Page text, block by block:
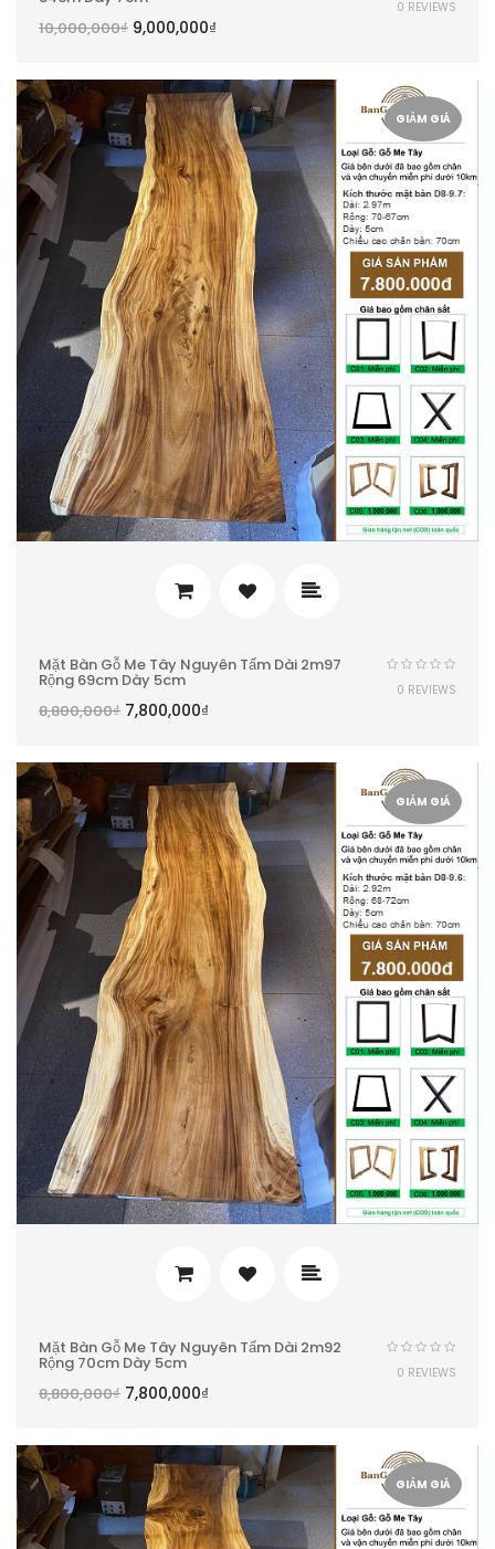
10,000,000₫ 9,000,000₫
0 REVIEWS
GIẢM GIÁ
Mặt Bàn Gỗ Me Tây Nguyên Tấm Dài 2m97
Rộng 69cm Dày 5cm
8,800,000₫ 7,800,000₫
0 REVIEWS
GIẢM GIÁ
Mặt Bàn Gỗ Me Tây Nguyên Tấm Dài 2m92
Rộng 70cm Dày 5cm
8,800,000₫ 7,800,000₫
0 REVIEWS
GIẢM GIÁ